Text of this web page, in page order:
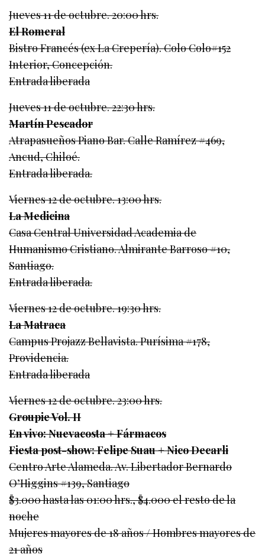
Jueves 11 de octubre. 20:00 hrs.
El Romeral
Bistro Francés (ex La Crepería). Colo Colo#152
Interior, Concepción.
Entrada liberada
Jueves 11 de octubre. 22:30 hrs.
Martín Pescador
Atrapasueños Piano Bar. Calle Ramírez #469,
Ancud, Chiloé.
Entrada liberada.
Viernes 12 de octubre. 13:00 hrs.
La Medicina
Casa Central Universidad Academia de
Humanismo Cristiano. Almirante Barroso #10,
Santiago.
Entrada liberada.
Viernes 12 de octubre. 19:30 hrs.
La Matraca
Campus Projazz Bellavista. Purísima #178,
Providencia.
Entrada liberada
Viernes 12 de octubre. 23:00 hrs.
Groupie Vol. II
En vivo: Nuevacosta + Fármacos
Fiesta post-show: Felipe Suau + Nico Decarli
Centro Arte Alameda. Av. Libertador Bernardo
O’Higgins #139, Santiago
$3.000 hasta las 01:00 hrs., $4.000 el resto de la
noche
Mujeres mayores de 18 años / Hombres mayores de
21 años